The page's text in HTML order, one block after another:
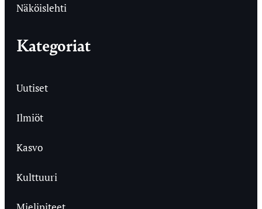
Näköislehti
Kategoriat
Uutiset
Ilmiöt
Kasvo
Kulttuuri